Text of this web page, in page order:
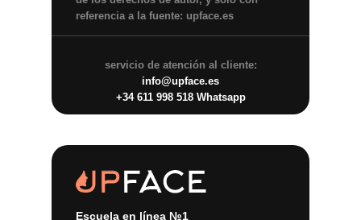
referencia a la fuente: upface.es
servicio de atención al cliente:
info@upface.es
+34 611 998 518 Whatsapp
Escuela en línea №1